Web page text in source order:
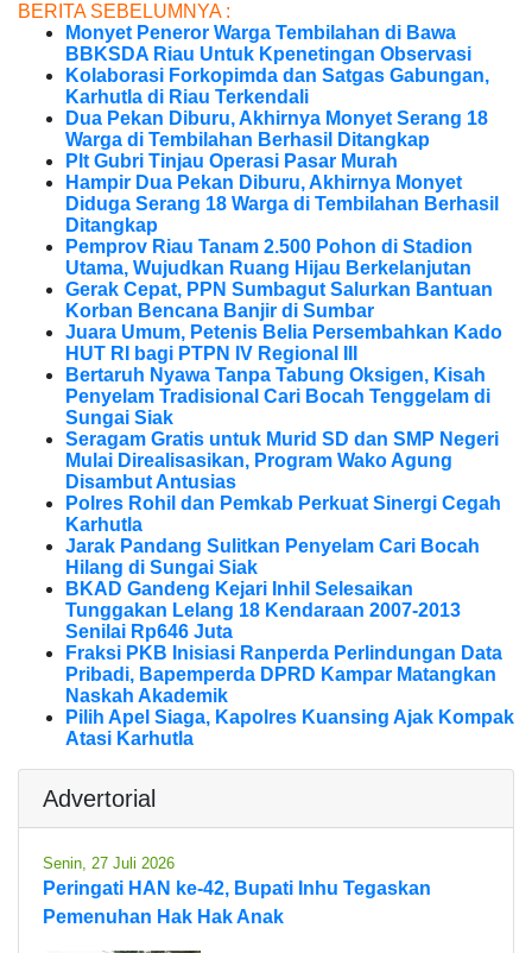
BERITA SEBELUMNYA :
Monyet Peneror Warga Tembilahan di Bawa
BBKSDA Riau Untuk Kpenetingan Observasi
Kolaborasi Forkopimda dan Satgas Gabungan,
Karhutla di Riau Terkendali
Dua Pekan Diburu, Akhirnya Monyet Serang 18
Warga di Tembilahan Berhasil Ditangkap
Plt Gubri Tinjau Operasi Pasar Murah
Hampir Dua Pekan Diburu, Akhirnya Monyet
Diduga Serang 18 Warga di Tembilahan Berhasil
Ditangkap
Pemprov Riau Tanam 2.500 Pohon di Stadion
Utama, Wujudkan Ruang Hijau Berkelanjutan
Gerak Cepat, PPN Sumbagut Salurkan Bantuan
Korban Bencana Banjir di Sumbar
Juara Umum, Petenis Belia Persembahkan Kado
HUT RI bagi PTPN IV Regional III
Bertaruh Nyawa Tanpa Tabung Oksigen, Kisah
Penyelam Tradisional Cari Bocah Tenggelam di
Sungai Siak
Seragam Gratis untuk Murid SD dan SMP Negeri
Mulai Direalisasikan, Program Wako Agung
Disambut Antusias
Polres Rohil dan Pemkab Perkuat Sinergi Cegah
Karhutla
Jarak Pandang Sulitkan Penyelam Cari Bocah
Hilang di Sungai Siak
BKAD Gandeng Kejari Inhil Selesaikan
Tunggakan Lelang 18 Kendaraan 2007-2013
Senilai Rp646 Juta
Fraksi PKB Inisiasi Ranperda Perlindungan Data
Pribadi, Bapemperda DPRD Kampar Matangkan
Naskah Akademik
Pilih Apel Siaga, Kapolres Kuansing Ajak Kompak
Atasi Karhutla
Advertorial
Senin, 27 Juli 2026
Peringati HAN ke-42, Bupati Inhu Tegaskan
Pemenuhan Hak Hak Anak